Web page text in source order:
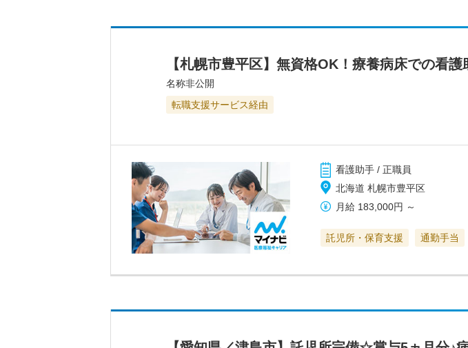
【札幌市豊平区】無資格OK！療養病床での看
名称非公開
転職支援サービス経由
看護助手 / 正職員
北海道 札幌市豊平区
月給 183,000円 ～
託児所・保育支援 通勤手当